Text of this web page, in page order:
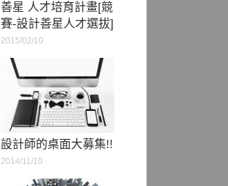
善星 人才培育計畫[競
賽-設計善星人才選拔]
2015/02/10
設計師的桌面大募集!!
2014/11/10